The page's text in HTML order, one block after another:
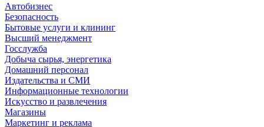
Автобизнес
Безопасность
Бытовые услуги и клининг
Высший менеджмент
Госслужба
Добыча сырья, энергетика
Домашний персонал
Издательства и СМИ
Информационные технологии
Искусство и развлечения
Магазины
Маркетинг и реклама